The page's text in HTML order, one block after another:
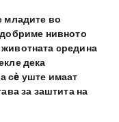
младите во
нивното
средина
дека
сè уште имаат
за заштита на